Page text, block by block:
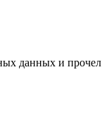
данных и прочел